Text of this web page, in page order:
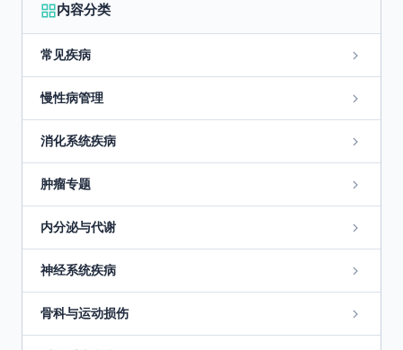
内容分类
常见疾病
慢性病管理
消化系统疾病
肿瘤专题
内分泌与代谢
神经系统疾病
骨科与运动损伤